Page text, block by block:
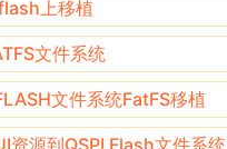
上移植
文件系统
文件系统FatFS移植
资源到QSPI Flash文件系统